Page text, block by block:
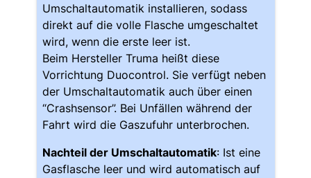
Umschaltautomatik installieren, sodass
direkt auf die volle Flasche umgeschaltet
wird, wenn die erste leer ist.
Beim Hersteller Truma heißt diese
Vorrichtung Duocontrol. Sie verfügt neben
der Umschaltautomatik auch über einen
“Crashsensor”. Bei Unfällen während der
Fahrt wird die Gaszufuhr unterbrochen.
Nachteil der Umschaltautomatik: Ist eine
Gasflasche leer und wird automatisch auf